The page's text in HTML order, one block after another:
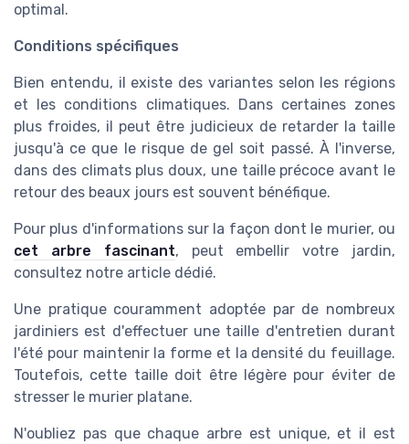
optimal.
Conditions spécifiques
Bien entendu, il existe des variantes selon les régions
et les conditions climatiques. Dans certaines zones
plus froides, il peut être judicieux de retarder la taille
jusqu'à ce que le risque de gel soit passé. À l'inverse,
dans des climats plus doux, une taille précoce avant le
retour des beaux jours est souvent bénéfique.
Pour plus d'informations sur la façon dont le murier, ou
cet arbre fascinant, peut embellir votre jardin,
consultez notre article dédié.
Une pratique couramment adoptée par de nombreux
jardiniers est d'effectuer une taille d'entretien durant
l'été pour maintenir la forme et la densité du feuillage.
Toutefois, cette taille doit être légère pour éviter de
stresser le murier platane.
N'oubliez pas que chaque arbre est unique, et il est